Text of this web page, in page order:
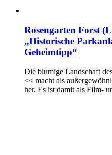
Rosengarten Forst
„Historische
Geheimtipp“
Die blumige Landschaft
<< macht als
her. Es ist damit als Film-